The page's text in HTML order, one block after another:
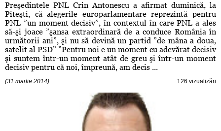
Preşedintele PNL Crin Antonescu a afirmat duminică, la
Piteşti, că alegerile europarlamentare reprezintă pentru
PNL ”un moment decisiv”, în contextul în care PNL a ales
să-şi joace ”şansa extraordinară de a conduce România în
următorii ani”, şi nu să devină un partid ”de mâna a doua,
satelit al PSD” ”Pentru noi e un moment cu adevărat decisiv
şi suntem într-un moment atât de greu şi într-un moment
decisiv pentru că noi, împreună, am decis ...
(31 martie 2014) 126 vizualizări